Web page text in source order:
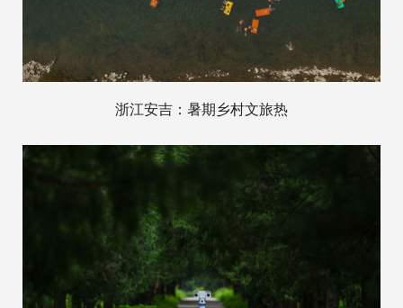
浙江安吉：暑期乡村文旅热